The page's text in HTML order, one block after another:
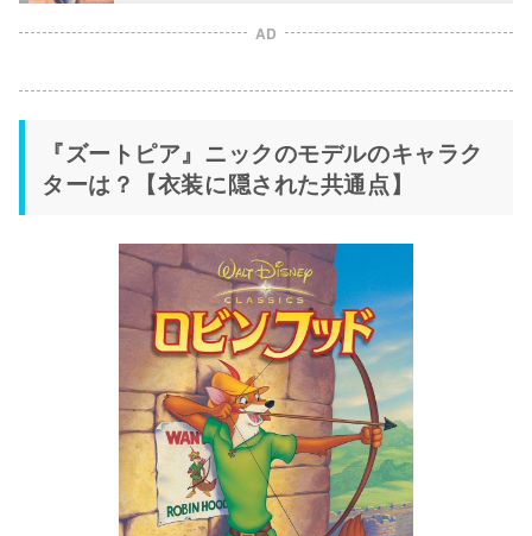
AD
『ズートピア』ニックのモデルのキャラク
ターは？【衣装に隠された共通点】